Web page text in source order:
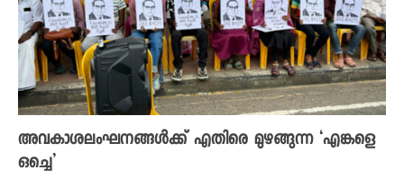
അവകാശലംഘനങ്ങൾക്ക് എതിരെ മുഴങ്ങുന്ന ‘എങ്കളെ
ഒച്ചെ’